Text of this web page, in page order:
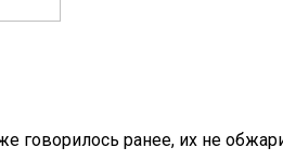
говорилось ранее, их не